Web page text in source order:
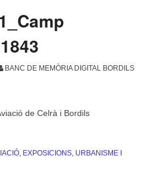
BANC DE MEMÒRIA DIGITAL BORDILS
de Celrà i Bordils
, EXPOSICIONS, URBANISME I